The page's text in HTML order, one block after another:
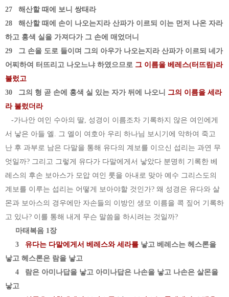
27 해산할 때에 보니 쌍태라
28 해산할 때에 손이 나오는지라 산파가 이르되 이는 먼저 나온 자라
하고 홍색 실을 가져다가 그 손에 매었더니
29 그 손을 도로 들이며 그의 아우가 나오는지라 산파가 이르되 네가
어찌하여 터뜨리고 나오느냐 하였으므로 그 이름을 베레스(터뜨림)라
불렀고
30 그의 형 곧 손에 홍색 실 있는 자가 뒤에 나오니 그의 이름을 세라
라 불렀더라
-가나안 여인 수아의 딸, 성경이 이름조차 기록하지 않은 여인에게
서 낳은 아들 엘. 그 엘이 여호아 우리 하나님 보시기에 악하여 죽고
난 후 과부로 남은 다말을 통해 유다의 계보를 이으신 섭리는 과연 무
엇일까? 그리고 그렇게 유다가 다말에게서 낳았다 분명히 기록한 베
레스의 후손 보아스가 모압 여인 룻을 아내로 맞아 예수 그리스도의
계보를 이루는 섭리는 어떻게 보아야할 것인가? 왜 성경은 유다와 살
몬과 보아스의 경우에만 자손들의 이방인 생모 이름을 콕 짚어 기록하
고 있나? 이를 통해 내게 무슨 말씀을 하시려는 것일까?
마태복음 1장
3 유다는 다말에게서 베레스와 세라를 낳고 베레스는 헤스론을
낳고 헤스론은 람을 낳고
4 람은 아미나답을 낳고 아미나답은 나손을 낳고 나손은 살몬을
낳고